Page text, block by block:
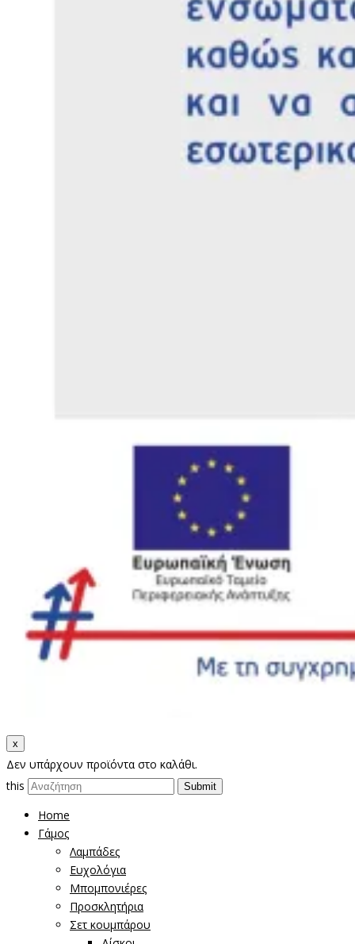
x
Δεν υπάρχουν προϊόντα στο καλάθι.
this
Home
Γάμος
Λαμπάδες
Ευχολόγια
Μπομπονιέρες
Προσκλητήρια
Σετ κουμπάρου